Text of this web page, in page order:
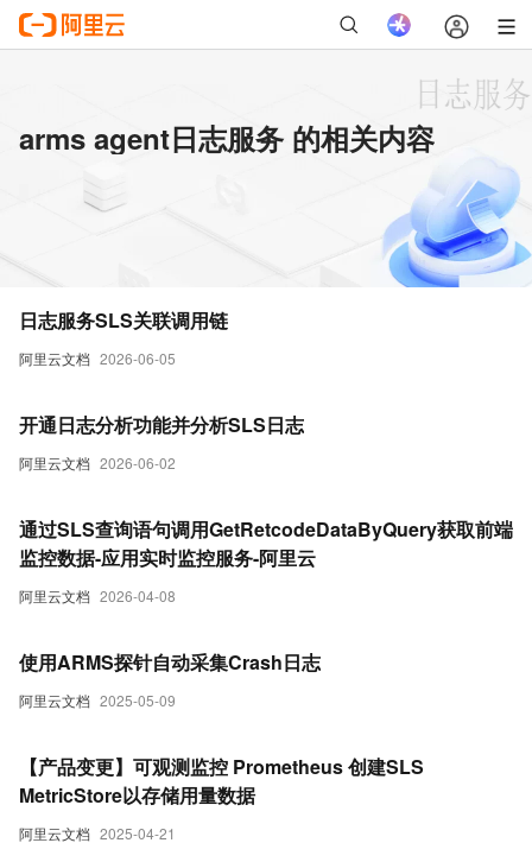
arms agent日志服务 的相关内容
阿里云文档 2026-06-05
日志服务SLS关联调用链
阿里云文档 2026-06-02
开通日志分析功能并分析SLS日志
阿里云文档 2026-04-08
通过SLS查询语句调用GetRetcodeDataByQuery获取前端
监控数据-应用实时监控服务-阿里云
阿里云文档 2025-05-09
使用ARMS探针自动采集Crash日志
阿里云文档 2025-04-21
【产品变更】可观测监控 Prometheus 创建SLS
MetricStore以存储用量数据